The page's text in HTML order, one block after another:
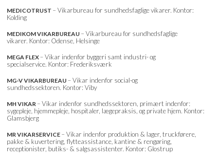
MEDICOTRUST – Vikarbureau for sundhedsfaglige vikarer. Kontor:
Kolding
MEDIKOM VIKARBUREAU – Vikarbureau for sundhedsfaglige
vikarer. Kontor: Odense, Helsinge
MEGA FLEX – Vikar indenfor byggeri samt industri- og
specialservice. Kontor: Frederiksværk
MG-V VIKARBUREAU – Vikar indenfor social-og
sundhedssektoren. Kontor: Viby
MH VIKAR – Vikar indenfor sundhedssektoren, primært indenfor:
sygepleje, hjemmepleje, hospitaler, lægepraksis, og private hjem. Kontor:
Glamsbjerg
MR VIKARSERVICE – Vikar indenfor produktion & lager, truckførere,
pakke & kuvertering, flytteassistance, kantine & rengøring,
receptionister, butiks- & salgsassistenter. Kontor: Glostrup